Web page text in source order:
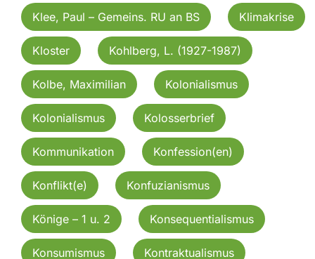
Klee, Paul – Gemeins. RU an BS Klimakrise
Kloster Kohlberg, L. (1927-1987)
Kolbe, Maximilian Kolonialismus
Kolonialismus Kolosserbrief
Kommunikation Konfession(en)
Konflikt(e) Konfuzianismus
Könige – 1 u. 2 Konsequentialismus
Konsumismus Kontraktualismus